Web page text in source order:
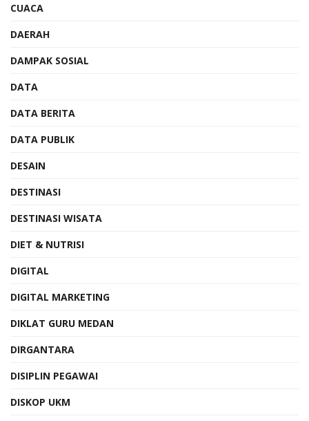
CUACA
DAERAH
DAMPAK SOSIAL
DATA
DATA BERITA
DATA PUBLIK
DESAIN
DESTINASI
DESTINASI WISATA
DIET & NUTRISI
DIGITAL
DIGITAL MARKETING
DIKLAT GURU MEDAN
DIRGANTARA
DISIPLIN PEGAWAI
DISKOP UKM